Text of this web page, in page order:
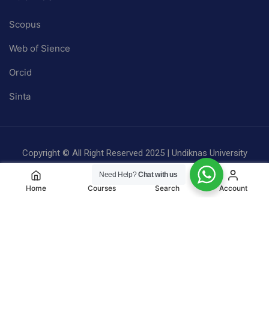
Scopus
Web of Sience
Orcid
Sinta
Copyright © All Right Reserved 2025 | Undiknas University
Privacy Terms Sitemap
Need Help?Chat with us
Home Courses Search Account